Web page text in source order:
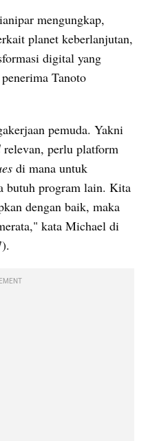
mengungkap,
planet keberlanjutan,
digital yang
penerima Tanoto
pemuda. Yakni
relevan, perlu platform
di mana untuk
butuh program lain. Kita
kata Michael di